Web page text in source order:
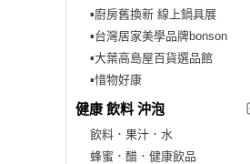
▪︎廚房舊換新 線上鍋具展
▪︎台灣居家美學品牌bonson
▪︎大葉高島屋百貨選品館
▪︎惜物好康
健康 飲料 沖泡
飲料．果汁．水
蜂蜜．醋．健康飲品